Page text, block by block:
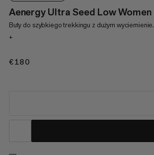
Aenergy Ultra Seed Low Women
Buty do szybkiego trekkingu z dużym wyciemienie.
+
€180